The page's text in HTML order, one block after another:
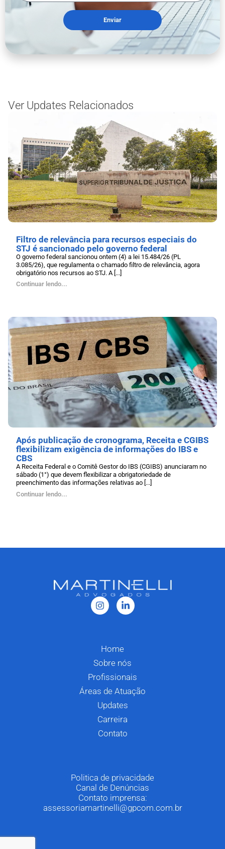
Enviar
Ver Updates Relacionados
Filtro de relevância para recursos especiais do
STJ é sancionado pelo governo federal
O governo federal sancionou ontem (4) a lei 15.484/26 (PL
3.085/26), que regulamenta o chamado filtro de relevância, agora
obrigatório nos recursos ao STJ. A [...]
Continuar lendo...
Após publicação de cronograma, Receita e CGIBS
flexibilizam exigência de informações do IBS e
CBS
A Receita Federal e o Comitê Gestor do IBS (CGIBS) anunciaram no
sábado (1°) que devem flexibilizar a obrigatoriedade de
preenchimento das informações relativas ao [...]
Continuar lendo...
Home
Sobre nós
Profissionais
Áreas de Atuação
Updates
Carreira
Contato
Politica de privacidade
Canal de Denúncias
Contato imprensa:
assessoriamartinelli@gpcom.com.br